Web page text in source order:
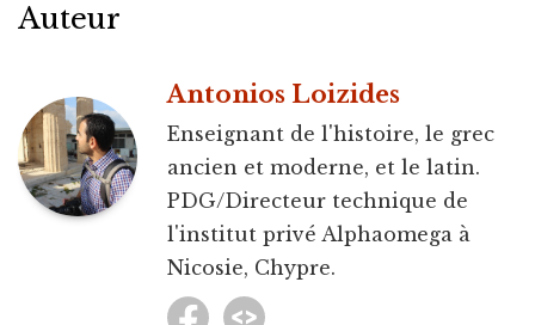
Auteur
Antonios Loizides
Enseignant de l'histoire, le grec
ancien et moderne, et le latin.
PDG/Directeur technique de
l'institut privé Alphaomega à
Nicosie, Chypre.